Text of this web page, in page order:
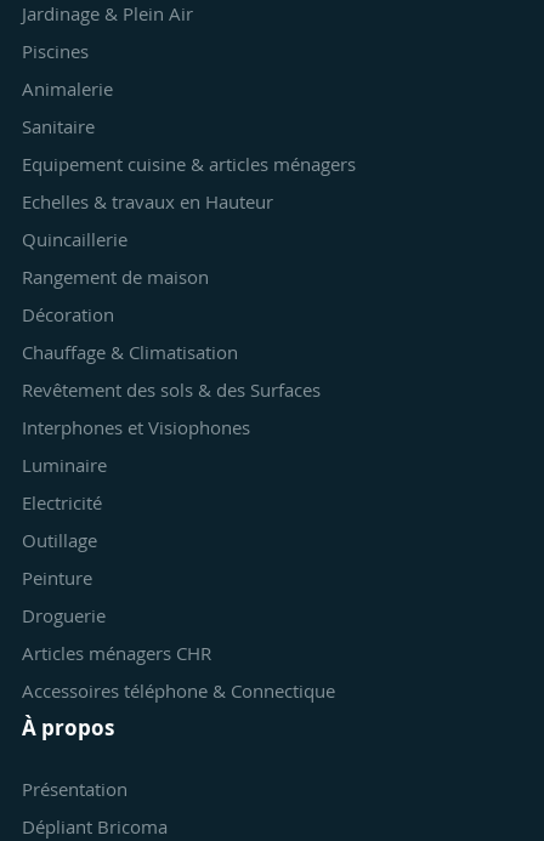
Jardinage & Plein Air
Piscines
Animalerie
Sanitaire
Equipement cuisine & articles ménagers
Echelles & travaux en Hauteur
Quincaillerie
Rangement de maison
Décoration
Chauffage & Climatisation
Revêtement des sols & des Surfaces
Interphones et Visiophones
Luminaire
Electricité
Outillage
Peinture
Droguerie
Articles ménagers CHR
Accessoires téléphone & Connectique
À propos
Présentation
Dépliant Bricoma